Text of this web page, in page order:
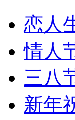
恋人
情人
三八
新年